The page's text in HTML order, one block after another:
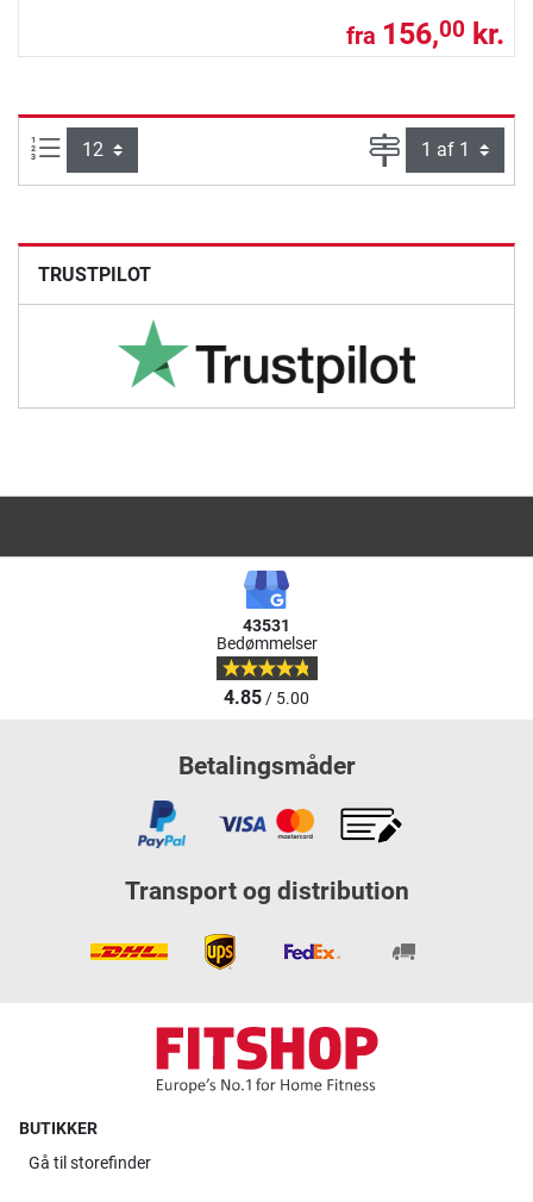
fra 156,00 kr.
Artikel pr. side: Side
TRUSTPILOT
43531
Bedømmelser
4.85/ 5.00
Betalingsmåder
Transport og distribution
BUTIKKER
Gå til storefinder